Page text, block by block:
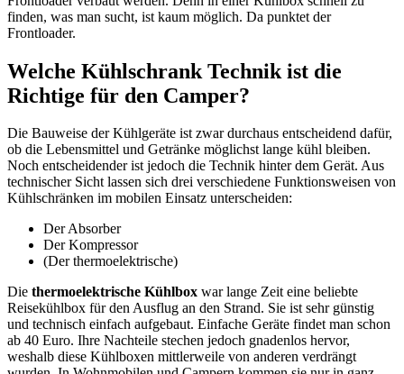
finden, was man sucht, ist kaum möglich. Da punktet der
Frontloader.
Welche Kühlschrank Technik ist die
Richtige für den Camper?
Die Bauweise der Kühlgeräte ist zwar durchaus entscheidend dafür,
ob die Lebensmittel und Getränke möglichst lange kühl bleiben.
Noch entscheidender ist jedoch die Technik hinter dem Gerät. Aus
technischer Sicht lassen sich drei verschiedene Funktionsweisen von
Kühlschränken im mobilen Einsatz unterscheiden:
Der Absorber
Der Kompressor
(Der thermoelektrische)
Die thermoelektrische Kühlbox war lange Zeit eine beliebte
Reisekühlbox für den Ausflug an den Strand. Sie ist sehr günstig
und technisch einfach aufgebaut. Einfache Geräte findet man schon
ab 40 Euro. Ihre Nachteile stechen jedoch gnadenlos hervor,
weshalb diese Kühlboxen mittlerweile von anderen verdrängt